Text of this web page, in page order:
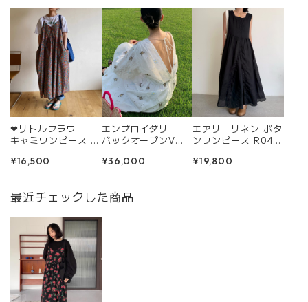
❤︎リトルフラワー
キャミワンピース 2
¥16,500
エンブロイダリー
バックオープンV
3
¥36,000
エアリーリネン ボタ
ンワンピース R042
¥19,800
最近チェックした商品